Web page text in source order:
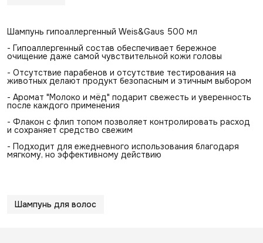
Шампунь гипоаллергенный Weis&Gaus 500 мл
- Гипоаллергенный состав обеспечивает бережное
очищение даже самой чувствительной кожи головы
- Отсутствие парабенов и отсутствие тестирования на
животных делают продукт безопасным и этичным выбором
- Аромат "Молоко и мёд" подарит свежесть и уверенность
после каждого применения
- Флакон с флип топом позволяет контролировать расход
и сохраняет средство свежим
- Подходит для ежедневного использования благодаря
мягкому, но эффективному действию
Шампунь для волос